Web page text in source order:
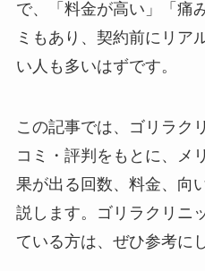
で、「料金が高い」「痛
ミもあり、契約前にリア
い人も多いはずです。
この記事では、ゴリラク
コミ・評判をもとに、メ
果が出る回数、料金、向
説します。ゴリラクリニ
ている方は、ぜひ参考に